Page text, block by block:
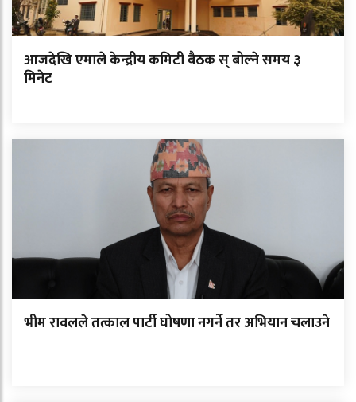
आजदेखि एमाले केन्द्रीय कमिटी बैठक स् बोल्ने समय ३
मिनेट
भीम रावलले तत्काल पार्टी घोषणा नगर्ने तर अभियान चलाउने